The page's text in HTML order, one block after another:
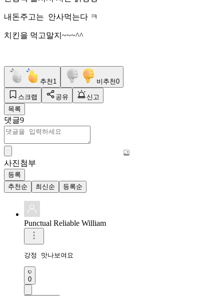
내돈주고는 안사먹는다 ㅋ
치킨을 먹고말지~~~^^
추천 1 비추천0
스크랩 공유
신고
목록
댓글9
사진첨부
등록
추천순
최신순 등록순
Punctual Reliable William
강정 맛나보여요
0